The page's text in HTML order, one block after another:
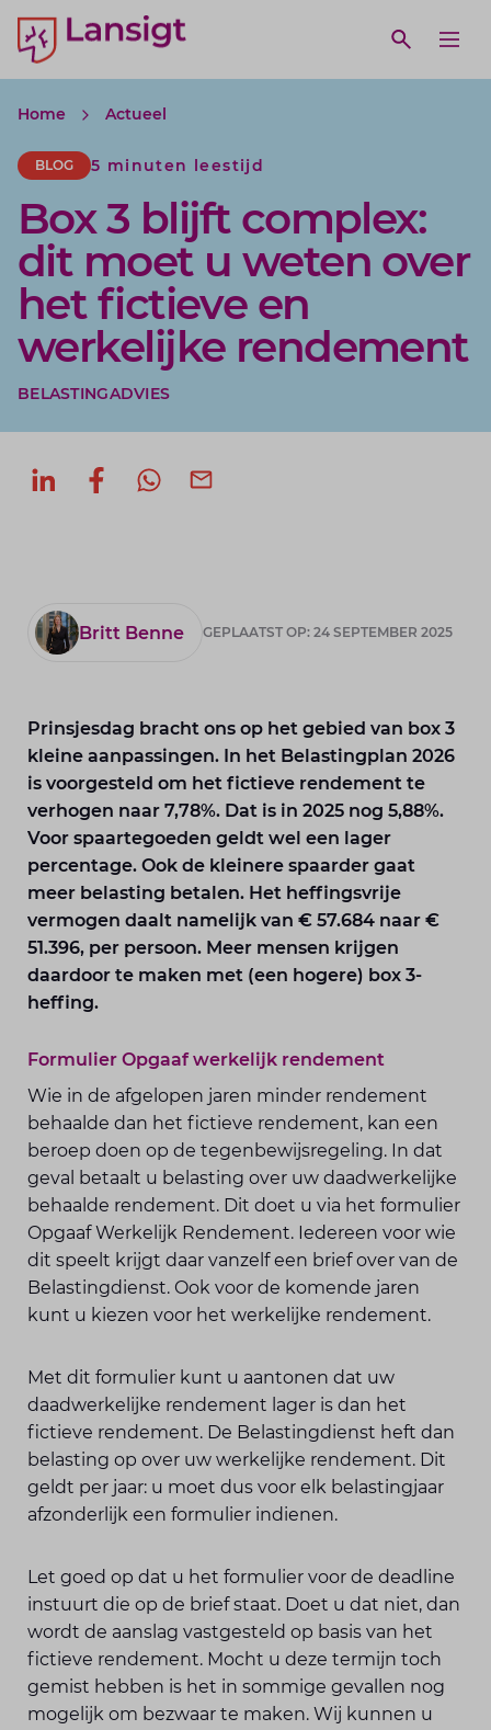
Lansigt Accountants logo
Open
search website
Home Actueel
BLOG 5 minuten leestijd
Box 3 blijft complex:
dit moet u weten over
het fictieve en
werkelijke rendement
BELASTINGADVIES
Deel op LinkedIn
Deel op Facebook
Britt Benne GEPLAATST OP: 24 SEPTEMBER 2025
Prinsjesdag bracht ons op het gebied van box 3
kleine aanpassingen. In het Belastingplan 2026
is voorgesteld om het fictieve rendement te
verhogen naar 7,78%. Dat is in 2025 nog 5,88%.
Voor spaartegoeden geldt wel een lager
percentage. Ook de kleinere spaarder gaat
meer belasting betalen. Het heffingsvrije
vermogen daalt namelijk van € 57.684 naar €
51.396, per persoon. Meer mensen krijgen
daardoor te maken met (een hogere) box 3-
heffing.
Formulier Opgaaf werkelijk rendement
Wie in de afgelopen jaren minder rendement
behaalde dan het fictieve rendement, kan een
beroep doen op de tegenbewijsregeling. In dat
geval betaalt u belasting over uw daadwerkelijke
behaalde rendement. Dit doet u via het formulier
Opgaaf Werkelijk Rendement. Iedereen voor wie
dit speelt krijgt daar vanzelf een brief over van de
Belastingdienst. Ook voor de komende jaren
kunt u kiezen voor het werkelijke rendement.
Met dit formulier kunt u aantonen dat uw
daadwerkelijke rendement lager is dan het
fictieve rendement. De Belastingdienst heft dan
belasting op over uw werkelijke rendement. Dit
geldt per jaar: u moet dus voor elk belastingjaar
afzonderlijk een formulier indienen.
Let goed op dat u het formulier voor de deadline
instuurt die op de brief staat. Doet u dat niet, dan
wordt de aanslag vastgesteld op basis van het
fictieve rendement. Mocht u deze termijn toch
gemist hebben is het in sommige gevallen nog
mogelijk om bezwaar te maken. Wij kunnen u